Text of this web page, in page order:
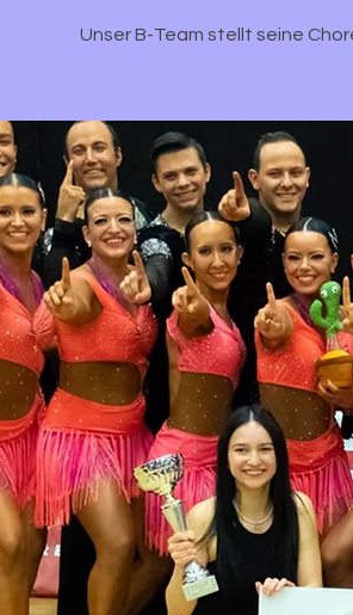
Unser B-Team stellt seine